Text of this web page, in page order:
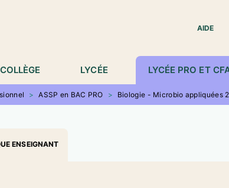
AIDE
COLLÈGE LYCÉE LYCÉE PRO ET
> ASSP en BAC PRO > Biologie - Microbio appliquées
ENSEIGNANT